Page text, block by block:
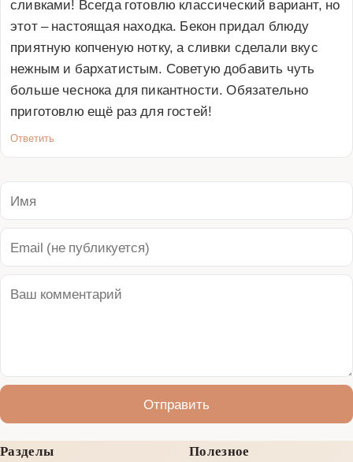
сливками! Всегда готовлю классический вариант, но
этот – настоящая находка. Бекон придал блюду
приятную копченую нотку, а сливки сделали вкус
нежным и бархатистым. Советую добавить чуть
больше чеснока для пикантности. Обязательно
приготовлю ещё раз для гостей!
Ответить
Отправить
Разделы Полезное